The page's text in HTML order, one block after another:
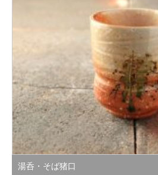
湯呑・そば猪口